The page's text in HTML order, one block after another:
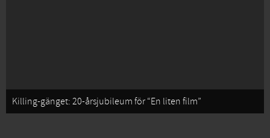
Killing-gänget: 20-årsjubileum för “En liten film”